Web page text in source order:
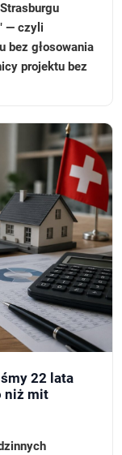
— czyli
bez głosowania
projektu bez
22 lata
niż mit